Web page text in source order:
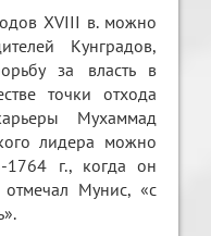
XVIII в. можно
Кунградов,
за власть в
точки отхода
Мухаммад
лидера можно
1764 г., когда он
Мунис, «с